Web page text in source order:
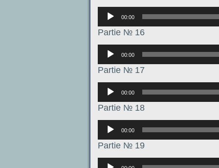
Аудиоплеер
00:00
Partie № 16
Аудиоплеер
00:00
Partie № 17
Аудиоплеер
00:00
Partie № 18
Аудиоплеер
00:00
Partie № 19
Аудиоплеер